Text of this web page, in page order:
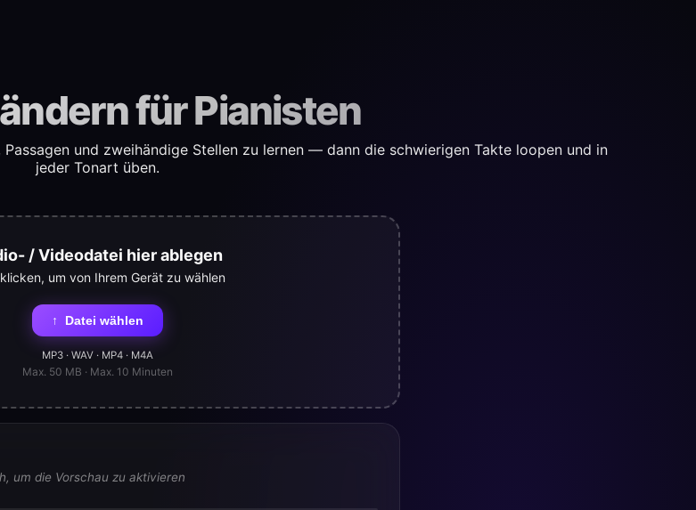
für Pianisten
und zweihändige Stellen zu lernen — dann die schwierigen Takte loopen und in
jeder Tonart üben.
/ Videodatei hier ablegen
um von Ihrem Gerät zu wählen
↑ Datei wählen
MP3 · WAV · MP4 · M4A
Max. 50 MB · Max. 10 Minuten
um die Vorschau zu aktivieren